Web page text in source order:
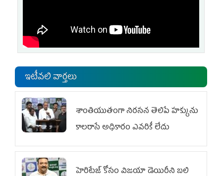
ఇటీవలి వార్తలు
శాంతియుతంగా నిరసన తెలిపే హక్కును
కాలరాసే అధికారం ఎవరికీ లేదు
హెరిటేజ్ కోసం విజయా డెయిరీని బలి